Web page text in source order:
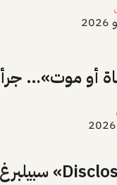
أو موت»…